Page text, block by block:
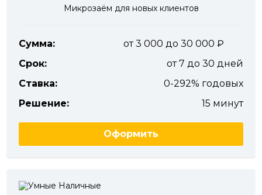
Микрозаём для новых клиентов
Сумма:
от 3 000 до 30 000
Срок:
от 7 до 30 дней
Ставка:
0-292% годовых
Решение:
15 минут
Оформить